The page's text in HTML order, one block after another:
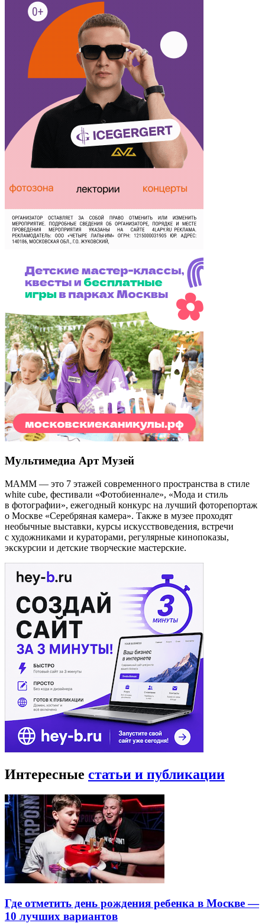
Мультимедиа Арт Музей
МАММ — это 7 этажей современного пространства в стиле
white cube, фестивали «Фотобиеннале», «Мода и стиль
в фотографии», ежегодный конкурс на лучший фоторепортаж
о Москве «Серебряная камера». Также в музее проходят
необычные выставки, курсы искусствоведения, встречи
с художниками и кураторами, регулярные кинопоказы,
экскурсии и детские творческие мастерские.
Интересные статьи и публикации
Где отметить день рождения ребенка в Москве —
10 лучших вариантов